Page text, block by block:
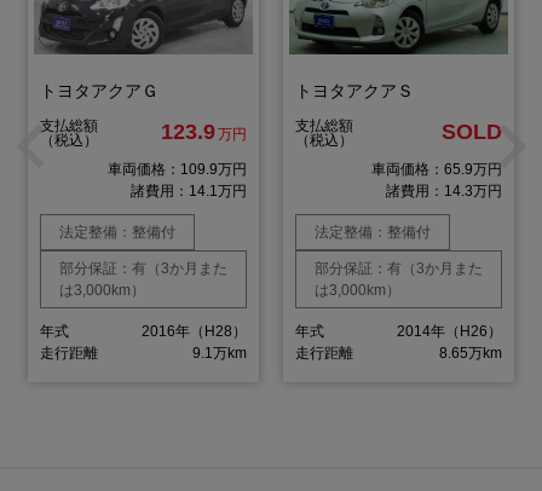
トヨタアクアＧ
支払総額
（税込）
123.9万円
車両価格：109.9万円
諸費用：14.1万円
法定整備：整備付
部分保証：有（3か月また
は3,000km）
年式
2016年（H28）
走行距離
9.1万km
トヨタアクアＳ
支払総額
（税込）
SOLD
車両価格：65.9万円
諸費用：14.3万円
法定整備：整備付
部分保証：有（3か月また
は3,000km）
年式
2014年（H26）
走行距離
8.65万km